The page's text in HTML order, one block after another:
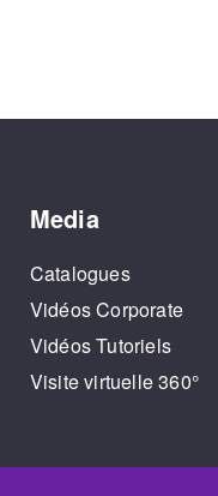
Media
Catalogues
Vidéos Corporate
Vidéos Tutoriels
Visite virtuelle 360°